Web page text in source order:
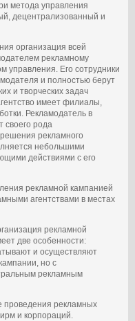
метода управления
децентрализованный и
организация всей
рекламному
управления. Его сотрудники
и полностью берут
и творческих задач
имеет филиалы,
Рекламодатель в
своего рода
рекламного
небольшими
действиями с его
рекламной кампанией
агентствами в местах
рекламной
две особенности:
и осуществляют
но с
рекламным
проведения рекламных
и корпораций.